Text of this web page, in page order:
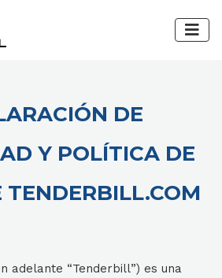
DE
Y POLÍTICA DE
TENDERBILL.COM
adelante “Tenderbill”) es una